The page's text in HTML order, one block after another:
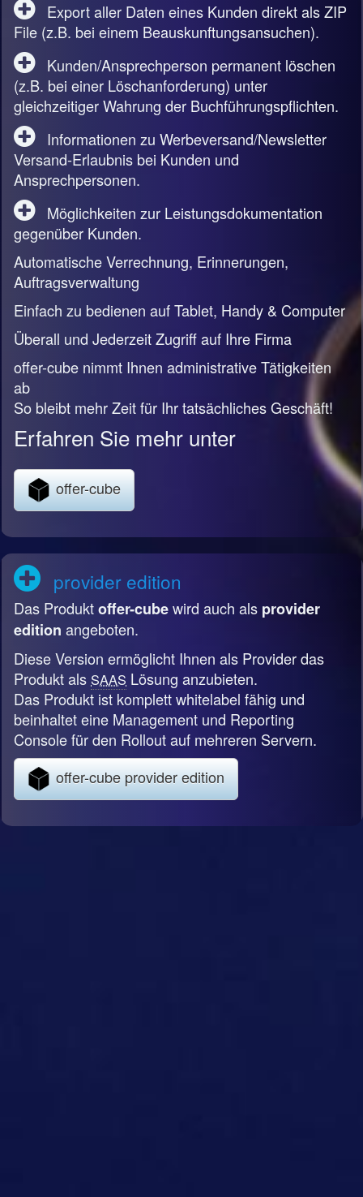
Export aller Daten eines Kunden direkt als ZIP
File (z.B. bei einem Beauskunftungsansuchen).
Kunden/Ansprechperson permanent löschen
(z.B. bei einer Löschanforderung) unter
gleichzeitiger Wahrung der Buchführungspflichten.
Informationen zu Werbeversand/Newsletter
Versand-Erlaubnis bei Kunden und
Ansprechpersonen.
Möglichkeiten zur Leistungsdokumentation
gegenüber Kunden.
Automatische Verrechnung, Erinnerungen,
Auftragsverwaltung
Einfach zu bedienen auf Tablet, Handy & Computer
Überall und Jederzeit Zugriff auf Ihre Firma
offer-cube nimmt Ihnen administrative Tätigkeiten
ab
So bleibt mehr Zeit für Ihr tatsächliches Geschäft!
Erfahren Sie mehr unter
offer-cube
provider edition
Das Produktoffer-cubewird auch als provider
edition angeboten.
Diese Version ermöglicht Ihnen als Provider das
Produkt als SAAS Lösung anzubieten.
Das Produkt ist komplett whitelabel fähig und
beinhaltet eine Management und Reporting
Console für den Rollout auf mehreren Servern.
offer-cube provider edition